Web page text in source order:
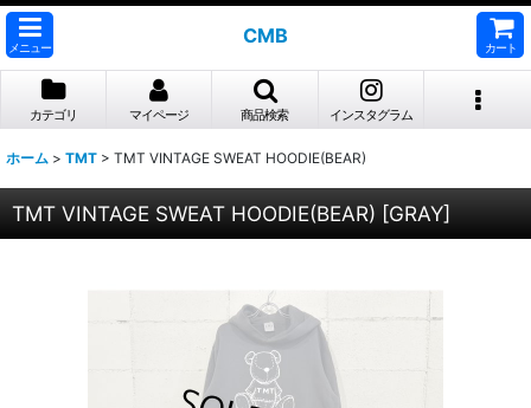
メニュー
CMB
カート
カテゴリ マイページ 商品検索 インスタグラム
ホーム > TMT > TMT VINTAGE SWEAT HOODIE(BEAR)
TMT VINTAGE SWEAT HOODIE(BEAR) [GRAY]